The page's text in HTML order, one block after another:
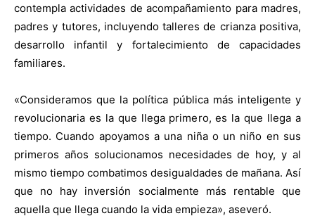
contempla actividades de acompañamiento para madres,
padres y tutores, incluyendo talleres de crianza positiva,
desarrollo infantil y fortalecimiento de capacidades
familiares.
«Consideramos que la política pública más inteligente y
revolucionaria es la que llega primero, es la que llega a
tiempo. Cuando apoyamos a una niña o un niño en sus
primeros años solucionamos necesidades de hoy, y al
mismo tiempo combatimos desigualdades de mañana. Así
que no hay inversión socialmente más rentable que
aquella que llega cuando la vida empieza», aseveró.